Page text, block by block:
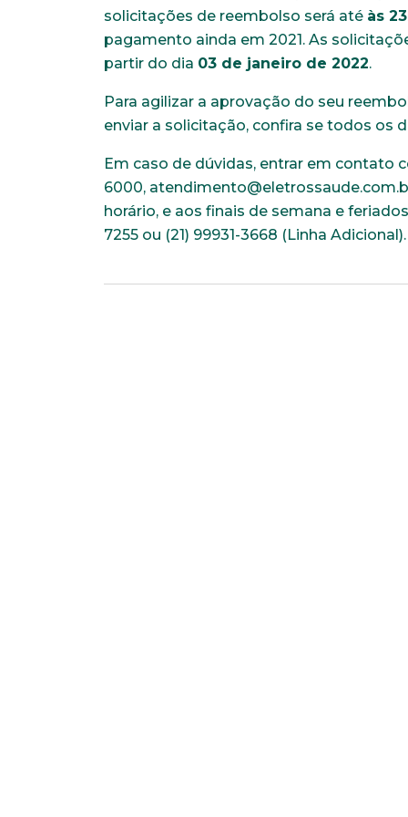
solicitações de reembolso será até às
pagamento ainda em 2021. As
partir do dia 03 de janeiro de 2022.
Para agilizar a aprovação do seu
enviar a solicitação, confira se todos os
Em caso de dúvidas, entrar em contato
6000,
horário, e aos finais de semana e
7255 ou (21) 99931-3668 (Linha Adicional).
Faça parte de uma